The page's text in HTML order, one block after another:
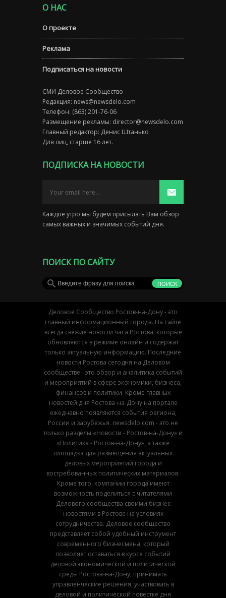
О НАС
О проекте
Реклама
Подписаться на новости
СМИ Деловое Сообщество
Редакция: news@newsdelo.com
Телефон: (863) 201-76-06
Размещение рекламы: director@newsdelo.com
Главный редактор: Денис Штанько
Для лиц, старше 16 лет.
ПОДПИСКА НА НОВОСТИ
Каждое утро мы будем присылать Вам обзор
самых важных и значимых событий дня.
ПОИСК ПО САЙТУ
Деловое Сообщество Ростов-на-Дону - это
главный информационный города. На сайте
всегда свежие новости часа Ростова, которые
обновляются в режиме онлайн и содержат
только актуальную информацию. Последние
новости Ростова сегодня на Деловом
сообществе - это обзор и аналитика событий
и мероприятий в сфере экономики, бизнеса,
финансов и политики. Кроме главных
новостей дня Ростова-на-Дону на портале
ежедневно появляются события региона,
России и зарубежья. newsdelo.com - это не
только разделы «Новости - Ростов-на-Дону» и
«Политика - Ростов-на-Дону», а также
площадка для размещения актуальных
деловых мероприятий города и
востребованных политических материалов.
Кроме того, компании города имеют
возможность поделиться с читателями
Делового сообщества своими бизнес
новостями в Ростове на условиях
сотрудничества. Деловое сообщество
представляет собой удобный инструмент
современного бизнесмена, который
позволяет оставаться в курсе событий
деловой экономической и политической
среды Ростова-на-Дону, принимать
управленческие решения, участвовать в
деловой и политической повестке дня